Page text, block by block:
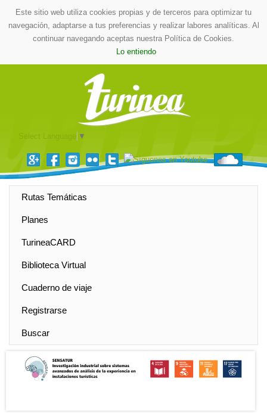
Este sitio web utiliza cookies propias y de terceros para optimizar tu
navegación, adaptarse a tus preferencias y realizar labores analíticas. Al
continuar navegando aceptas nuestra Política de Cookies.
Lo entiendo
▼
Rutas Temáticas
Planes
TurineaCARD
Biblioteca Virtual
Cuaderno de viaje
Registrarse
Buscar